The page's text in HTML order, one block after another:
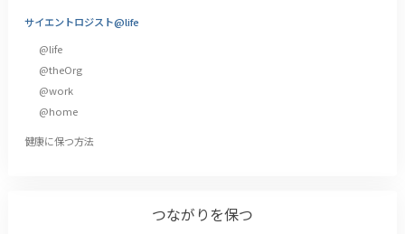
サイエントロジスト@life
@life
@theOrg
@work
@home
健康に保つ方法
つながりを保つ